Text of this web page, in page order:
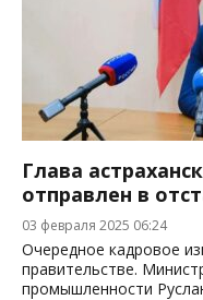
Глава
отправлен в
03 февраля 2025 06:24
Очередное кадровое
правительстве.
промышленности